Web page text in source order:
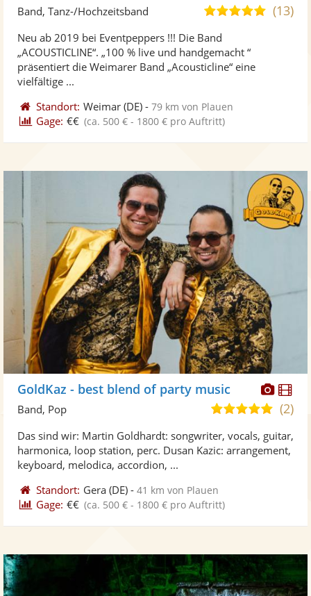
5,0(13)
Band, Tanz-/Hochzeitsband
Neu ab 2019 bei Eventpeppers !!! Die Band
„ACOUSTICLINE“. „100 % live und handgemacht “
präsentiert die Weimarer Band „Acousticline“ eine
vielfältige ...
Standort: Weimar (DE) -79 km von Plauen
Gage: €€ (ca. 500 € - 1800 € pro Auftritt)
Fotos
GoldKaz - best blend of party music
5,0
5
Sternen
(2)
Band, Pop
Das sind wir: Martin Goldhardt: songwriter, vocals, guitar,
harmonica, loop station, perc. Dusan Kazic: arrangement,
keyboard, melodica, accordion, ...
Standort: Gera (DE) -41 km von Plauen
Gage: €€ (ca. 500 € - 1800 € pro Auftritt)